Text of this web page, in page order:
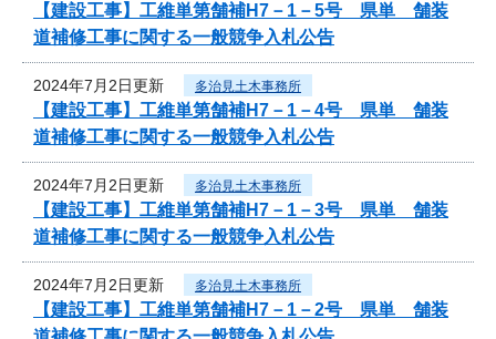
【建設工事】工維単第舗補H7－1－5号 県単 舗装
道補修工事に関する一般競争入札公告
2024年7月2日更新 多治見土木事務所
【建設工事】工維単第舗補H7－1－4号 県単 舗装
道補修工事に関する一般競争入札公告
2024年7月2日更新 多治見土木事務所
【建設工事】工維単第舗補H7－1－3号 県単 舗装
道補修工事に関する一般競争入札公告
2024年7月2日更新 多治見土木事務所
【建設工事】工維単第舗補H7－1－2号 県単 舗装